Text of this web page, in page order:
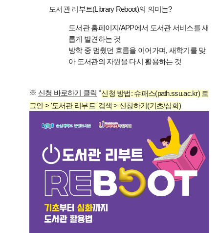
도서관 리부트(Library Reboot)의 의미는?
도서관 홈페이지/APP에서 도서관 서비스를 새
롭게 발견하는 것
방학 중 멈췄던 흐름을 이어가며, 새학기를 맞
아 도서관의 자원을 다시 활용하는 것
※ 신청 바로하기 클릭 *신청 방법: 슈패스(path.ssu.ac.kr) 로
그인 > '도서관 리부트' 검색 > 신청하기(기초/심화)